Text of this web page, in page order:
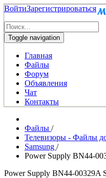
ВойтиЗарегистрироваться
Toggle navigation
Главная
Файлы
Форум
Объявления
Чат
Контакты
Файлы /
Телевизоры - Файлы
Samsung /
Power Supply BN44-
Power Supply BN44-00329A